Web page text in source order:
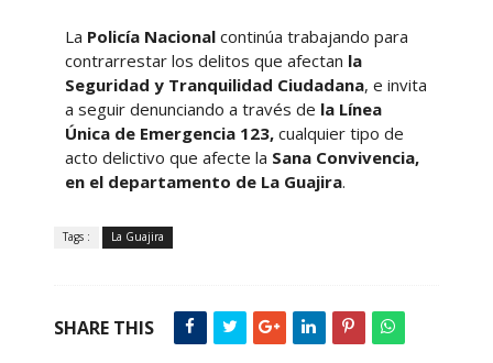
La Policía Nacional continúa trabajando para
contrarrestar los delitos que afectan la
Seguridad y Tranquilidad Ciudadana, e invita
a seguir denunciando a través de la Línea
Única de Emergencia 123, cualquier tipo de
acto delictivo que afecte la Sana Convivencia,
en el departamento de La Guajira.
Tags : La Guajira
SHARE THIS